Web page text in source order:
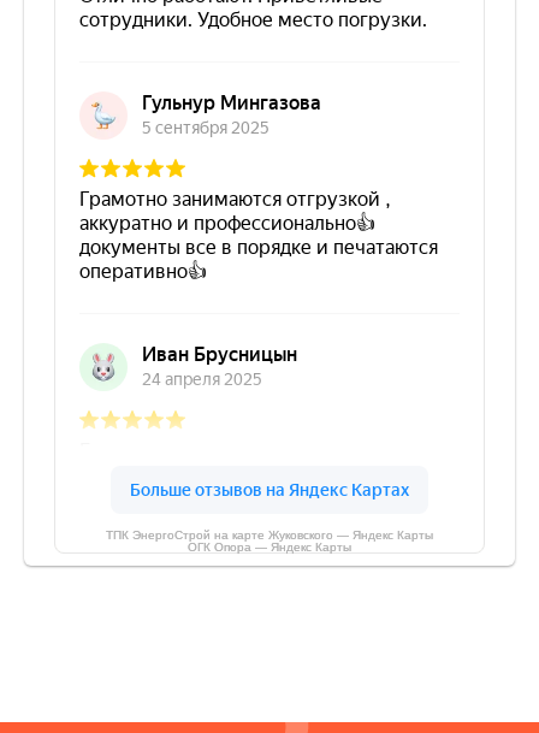
ТПК ЭнергоСтрой на карте Жуковского — Яндекс Карты
ОГК Опора — Яндекс Карты